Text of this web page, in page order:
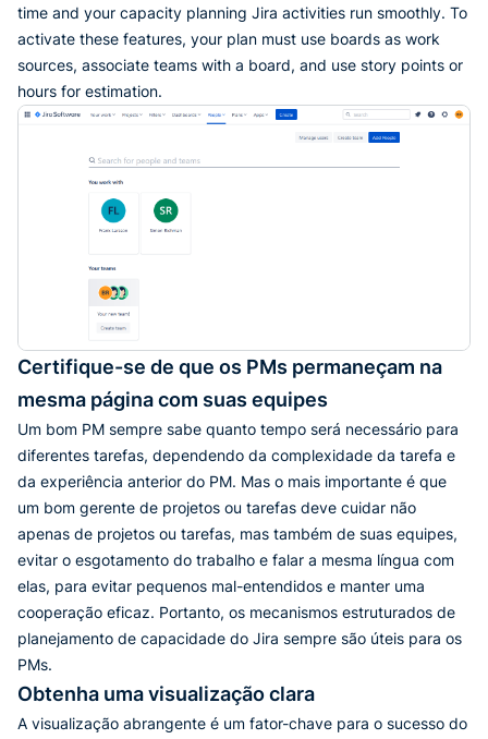
time and your capacity planning Jira activities run smoothly. To
activate these features, your plan must use boards as work
sources, associate teams with a board, and use story points or
hours for estimation.
Certifique-se de que os PMs permaneçam na
mesma página com suas equipes
Um bom PM sempre sabe quanto tempo será necessário para
diferentes tarefas, dependendo da complexidade da tarefa e
da experiência anterior do PM. Mas o mais importante é que
um bom gerente de projetos ou tarefas deve cuidar não
apenas de projetos ou tarefas, mas também de suas equipes,
evitar o esgotamento do trabalho e falar a mesma língua com
elas, para evitar pequenos mal-entendidos e manter uma
cooperação eficaz. Portanto, os mecanismos estruturados de
planejamento de capacidade do Jira sempre são úteis para os
PMs.
Obtenha uma visualização clara
A visualização abrangente é um fator-chave para o sucesso do